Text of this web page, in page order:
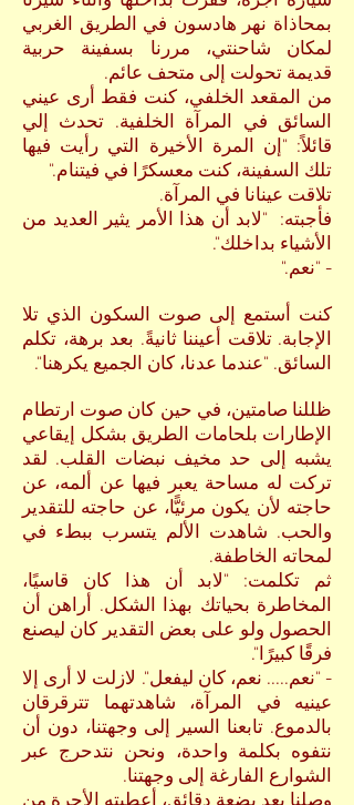
بمحاذاة نهر هادسون في الطريق الغربي
لمكان شاحنتي، مررنا بسفينة حربية
قديمة تحولت إلى متحف عائم.
من المقعد الخلفي، كنت فقط أرى عيني
السائق في المرآة الخلفية. تحدث إلي
قائلاً: "إن المرة الأخيرة التي رأيت فيها
تلك السفينة، كنت معسكرًا في فيتنام."
تلاقت عينانا في المرآة.
فأجبته: "لابد أن هذا الأمر يثير العديد من
الأشياء بداخلك".
- "نعم."
كنت أستمع إلى صوت السكون الذي تلا
الإجابة. تلاقت أعيننا ثانيةً. بعد برهة، تكلم
السائق. "عندما عدنا، كان الجميع يكرهنا".
ظللنا صامتين، في حين كان صوت ارتطام
الإطارات بلحامات الطريق بشكل إيقاعي
يشبه إلى حد مخيف نبضات القلب. لقد
تركت له مساحة يعبر فيها عن ألمه، عن
حاجته لأن يكون مرئيًّا، عن حاجته للتقدير
والحب. شاهدت الألم يتسرب ببطء في
لمحاته الخاطفة.
ثم تكلمت: "لابد أن هذا كان قاسيًا،
المخاطرة بحياتك بهذا الشكل. أراهن أن
الحصول ولو على بعض التقدير كان ليصنع
فرقًا كبيرًا".
- "نعم..... نعم، كان ليفعل". لازلت لا أرى إلا
عينيه في المرآة، شاهدتهما تترقرقان
بالدموع. تابعنا السير إلى وجهتنا، دون أن
نتفوه بكلمة واحدة، ونحن نتدحرج عبر
الشوارع الفارغة إلى وجهتنا.